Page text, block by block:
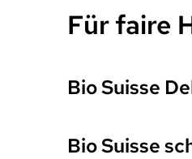
Für faire
Bio Suisse
Bio Suisse